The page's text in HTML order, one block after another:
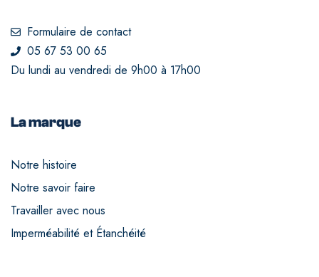
Formulaire de contact
05 67 53 00 65
Du lundi au vendredi de 9h00 à 17h00
La marque
Notre histoire
Notre savoir faire
Travailler avec nous
Imperméabilité et Étanchéité